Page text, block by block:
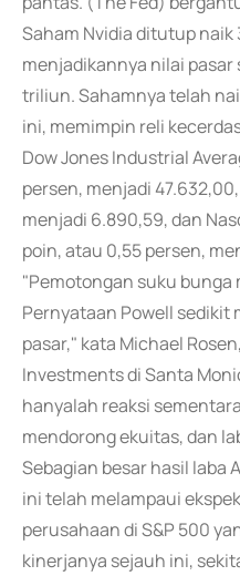
Saham Nvidia ditutup naik
menjadikannya nilai pasar
triliun. Sahamnya telah
ini, memimpin reli
Dow Jones Industrial
persen, menjadi
menjadi 6.890,59, dan
poin, atau 0,55 persen,
"Pemotongan suku bunga
Pernyataan Powell
pasar," kata Michael
Investments di Santa
hanyalah reaksi
mendorong ekuitas, dan
Sebagian besar hasil laba
ini telah melampaui
perusahaan di S&P 500
kinerjanya sejauh ini,